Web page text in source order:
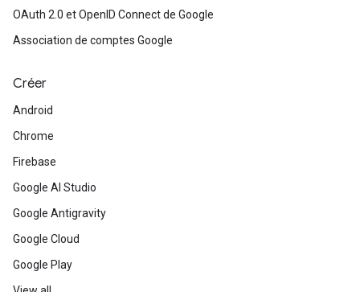
OAuth 2.0 et OpenID Connect de Google
Association de comptes Google
Créer
Android
Chrome
Firebase
Google AI Studio
Google Antigravity
Google Cloud
Google Play